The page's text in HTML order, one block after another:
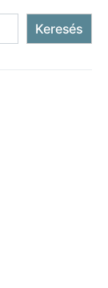
Keresés